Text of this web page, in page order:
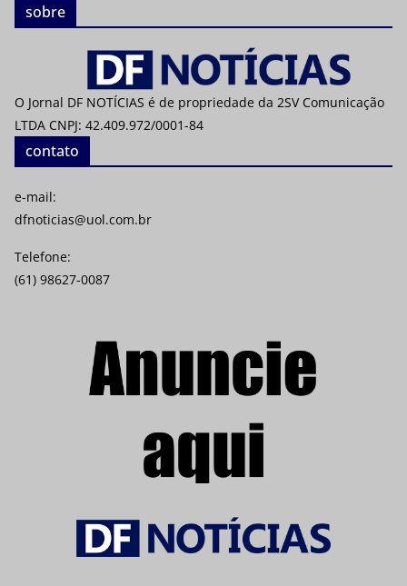
sobre
O Jornal DF NOTÍCIAS é de propriedade da 2SV Comunicação
LTDA CNPJ: 42.409.972/0001-84
contato
e-mail:
dfnoticias@uol.com.br
Telefone:
(61) 98627-0087